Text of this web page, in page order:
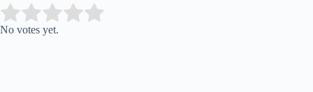
Rate this item:
No votes yet.